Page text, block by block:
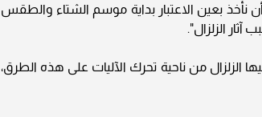
نأخذ بعين الاعتبار بداية موسم الشتاء والطقس
الزلزال".
الزلزال من ناحية تحرك الآليات على هذه الطرق،